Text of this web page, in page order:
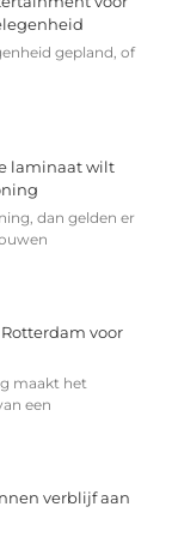
gepland, of
laminaat wilt
dan gelden er
voor
maakt het
een
verblijf aan